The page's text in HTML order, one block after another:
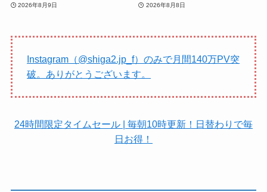
2026年8月9日 2026年8月8日
Instagram（@shiga2.jp_f）のみで月間140万PV突
破。ありがとうございます。
24時間限定タイムセール | 毎朝10時更新！日替わりで毎
日お得！